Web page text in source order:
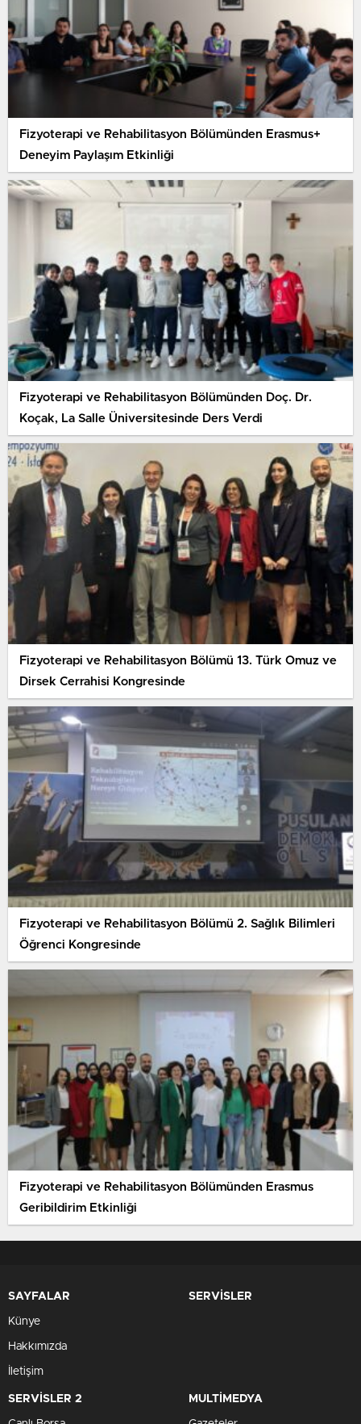
Fizyoterapi ve Rehabilitasyon Bölümünden Erasmus+
Deneyim Paylaşım Etkinliği
Fizyoterapi ve Rehabilitasyon Bölümünden Doç. Dr.
Koçak, La Salle Üniversitesinde Ders Verdi
Fizyoterapi ve Rehabilitasyon Bölümü 13. Türk Omuz ve
Dirsek Cerrahisi Kongresinde
Fizyoterapi ve Rehabilitasyon Bölümü 2. Sağlık Bilimleri
Öğrenci Kongresinde
Fizyoterapi ve Rehabilitasyon Bölümünden Erasmus
Geribildirim Etkinliği
SAYFALAR
Künye
Hakkımızda
İletişim
SERVİSLER
SERVİSLER 2 MULTİMEDYA